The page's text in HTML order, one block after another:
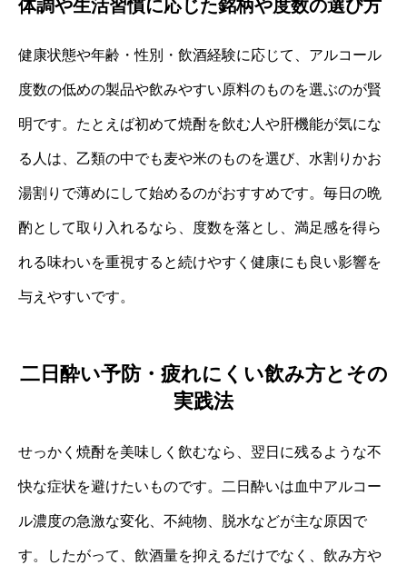
体調や生活習慣に応じた銘柄や度数の選び方
健康状態や年齢・性別・飲酒経験に応じて、アルコール
度数の低めの製品や飲みやすい原料のものを選ぶのが賢
明です。たとえば初めて焼酎を飲む人や肝機能が気にな
る人は、乙類の中でも麦や米のものを選び、水割りかお
湯割りで薄めにして始めるのがおすすめです。毎日の晩
酌として取り入れるなら、度数を落とし、満足感を得ら
れる味わいを重視すると続けやすく健康にも良い影響を
与えやすいです。
二日酔い予防・疲れにくい飲み方とその
実践法
せっかく焼酎を美味しく飲むなら、翌日に残るような不
快な症状を避けたいものです。二日酔いは血中アルコー
ル濃度の急激な変化、不純物、脱水などが主な原因で
す。したがって、飲酒量を抑えるだけでなく、飲み方や